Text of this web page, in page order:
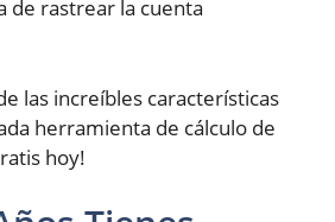
de rastrear la cuenta
las increíbles características
herramienta de cálculo de
hoy!